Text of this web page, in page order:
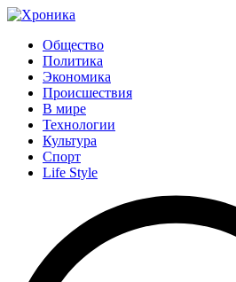
Общество
Политика
Экономика
Происшествия
В мире
Технологии
Культура
Спорт
Life Style